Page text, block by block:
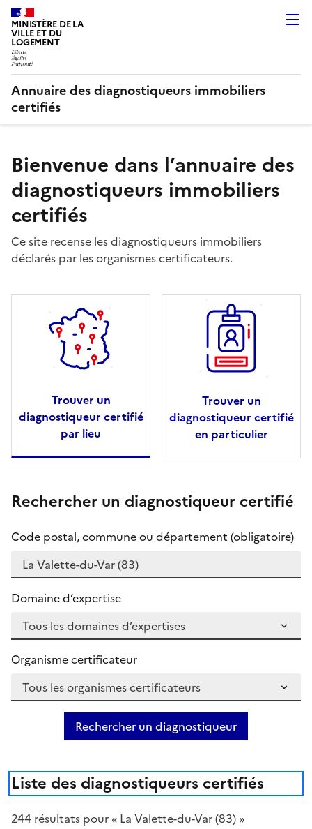
MINISTÈRE DE LA
VILLE ET DU
LOGEMENT
Annuaire des diagnostiqueurs immobiliers
certifiés
Bienvenue dans l’annuaire des
diagnostiqueurs immobiliers
certifiés
Ce site recense les diagnostiqueurs immobiliers
déclarés par les organismes certificateurs.
Trouver un
diagnostiqueur certifié
par lieu
Trouver un
diagnostiqueur certifié
en particulier
Rechercher un diagnostiqueur certifié
Code postal, commune ou département (obligatoire)
Domaine d’expertise
Organisme certificateur
Rechercher un diagnostiqueur
Liste des diagnostiqueurs certifiés
244 résultats pour « La Valette-du-Var (83) »